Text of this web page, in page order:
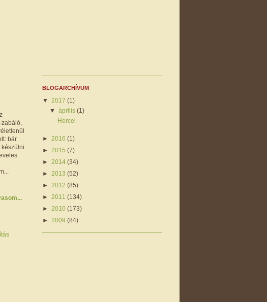
bár
készülni
BLOGARCHÍVUM
▼ 2017 (1)
▼április(1)
Hercel
► 2016 (1)
► 2015 (7)
► 2014 (34)
► 2013 (52)
► 2012 (85)
► 2011 (134)
► 2010 (173)
► 2009 (84)